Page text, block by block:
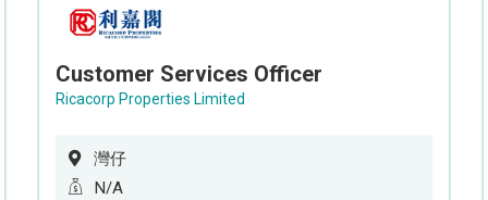
Customer Services Officer
Ricacorp Properties Limited
灣仔
N/A